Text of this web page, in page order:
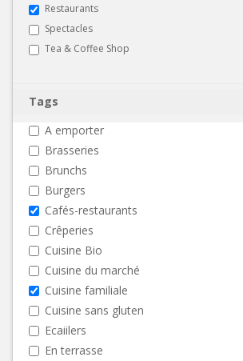
Restaurants
Spectacles
Tea & Coffee Shop
Tags
A emporter
Brasseries
Brunchs
Burgers
Cafés-restaurants
Crêperies
Cuisine Bio
Cuisine du marché
Cuisine familiale
Cuisine sans gluten
Ecaiilers
En terrasse